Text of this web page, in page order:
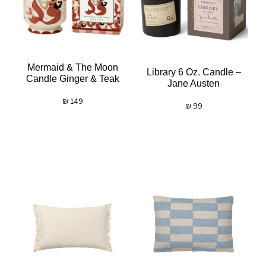
Library 6 Oz. Candle –
Jane Austen
99
₪
Mermaid & The Moon
Candle Ginger & Teak
149
₪